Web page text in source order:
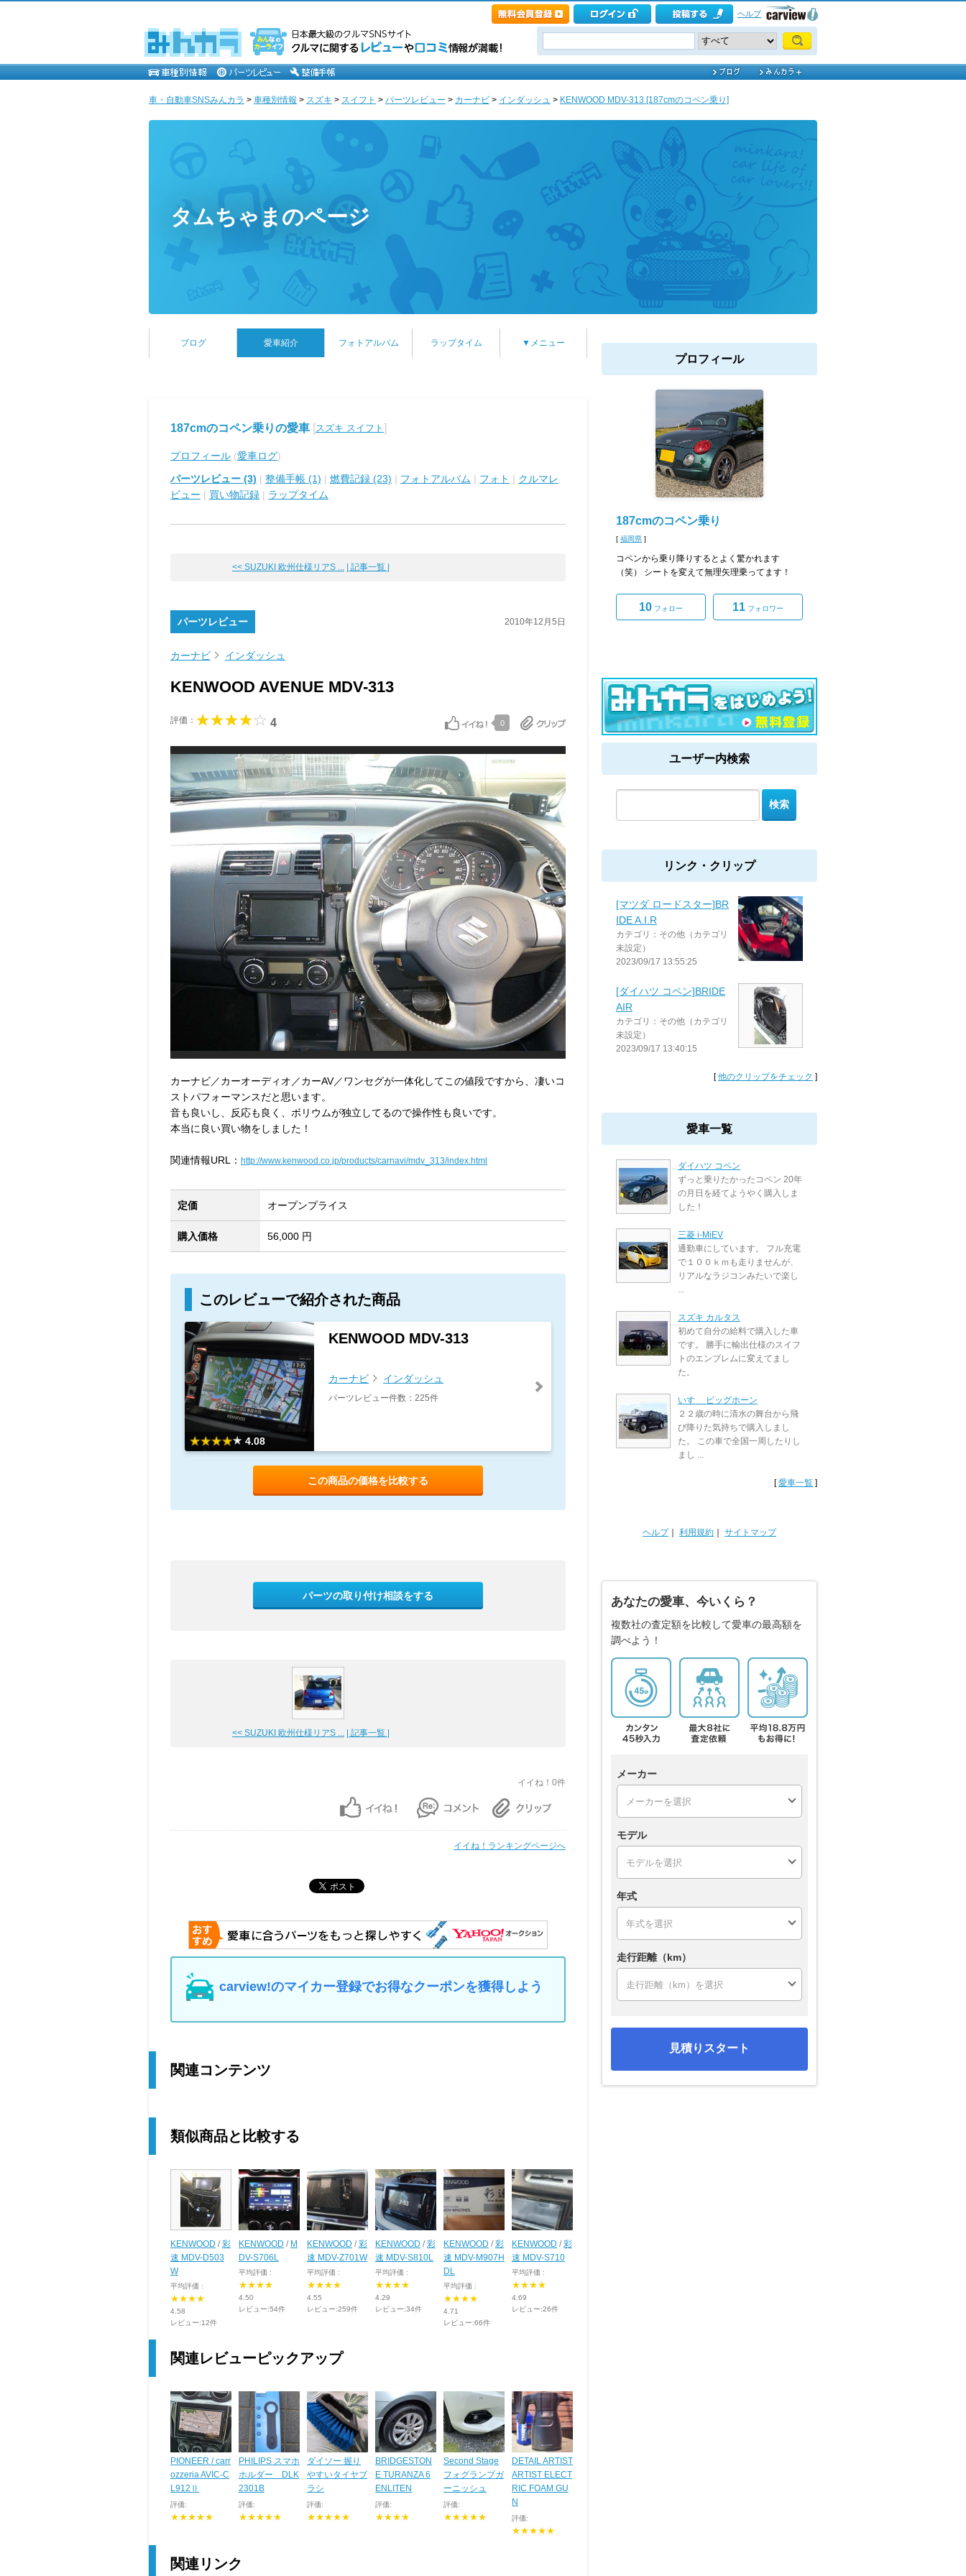
ヘルプ
車・自動車SNSみんカラ > 車種別情報 > スズキ > スイフト > パーツレビュー > カーナビ > インダッシュ > KENWOOD MDV-313 [187cmのコペン乗り]
タムちゃまのページ
ブログ 愛車紹介 フォトアルバム ラップタイム ▼メニュー
187cmのコペン乗りの愛車 [スズキ スイフト ]
プロフィール (愛車ログ)
パーツレビュー (3) | 整備手帳 (1) | 燃費記録 (23) | フォトアルバム | フォト | クルマレ
ビュー | 買い物記録 | ラップタイム
<< SUZUKI 欧州仕様リアS ... | 記事一覧 |
パーツレビュー 2010年12月5日
カーナビ インダッシュ
KENWOOD AVENUE MDV-313
評価： 4 0
カーナビ／カーオーディオ／カーAV／ワンセグが一体化してこの値段ですから、凄いコ
ストパフォーマンスだと思います。
音も良いし、反応も良く、ボリウムが独立してるので操作性も良いです。
本当に良い買い物をしました！
関連情報URL： http://www.kenwood.co.jp/products/carnavi/mdv_313/index.html
定価 オープンプライス
購入価格 56,000 円
このレビューで紹介された商品
4.08
KENWOOD MDV-313
カーナビ インダッシュ
パーツレビュー件数：225件
この商品の価格を比較する
パーツの取り付け相談をする
<< SUZUKI 欧州仕様リアS ... | 記事一覧 |
イイね！0件
イイね！ランキングページへ
carview!のマイカー登録でお得なクーポンを獲得しよう
関連コンテンツ
類似商品と比較する
KENWOOD /彩
速 MDV-D503
W
平均評価 :
★★★★
4.58
レビュー:12件
KENWOOD / M
DV-S706L
平均評価 :
★★★★
4.50
レビュー:54件
KENWOOD /彩
速 MDV-Z701W
平均評価 :
★★★★
4.55
レビュー:259件
KENWOOD /彩
速 MDV-S810L
平均評価 :
★★★★
4.29
レビュー:34件
KENWOOD /彩
速 MDV-M907H
DL
平均評価 :
★★★★
4.71
レビュー:66件
KENWOOD /彩
速 MDV-S710
平均評価 :
★★★★
4.69
レビュー:26件
関連レビューピックアップ
PIONEER / carr
ozzeria AVIC-C
L912Ⅱ
評価:
★★★★★
PHILIPS スマホ
ホルダー DLK
2301B
評価:
★★★★★
ダイソー 握り
やすいタイヤブ
ラシ
評価:
★★★★★
BRIDGESTON
E TURANZA 6
ENLITEN
評価:
★★★★
Second Stage
フォグランプガ
ーニッシュ
評価:
★★★★★
DETAIL ARTIST
ARTIST ELECT
RIC FOAM GU
N
評価:
★★★★★
関連リンク
プロフィール
187cmのコペン乗り
[ 福岡県 ]
コペンから乗り降りするとよく驚かれます
（笑） シートを変えて無理矢理乗ってます！
10 フォロー 11 フォロワー
ユーザー内検索
リンク・クリップ
[マツダ ロードスター]BR
IDE A.I.R
カテゴリ：その他（カテゴリ
未設定）
2023/09/17 13:55:25
[ダイハツ コペン]BRIDE
AIR
カテゴリ：その他（カテゴリ
未設定）
2023/09/17 13:40:15
[他のクリップをチェック ]
愛車一覧
ダイハツ コペン
ずっと乗りたかったコペン 20年
の月日を経てようやく購入しま
した！
三菱 i-MiEV
通勤車にしています。 フル充電
で１００ｋｍも走りませんが、
リアルなラジコンみたいで楽し
...
スズキ カルタス
初めて自分の給料で購入した車
です。 勝手に輸出仕様のスイフ
トのエンブレムに変えてまし
た。
いすゞ ビッグホーン
２２歳の時に清水の舞台から飛
び降りた気持ちで購入しまし
た。 この車で全国一周したりし
まし ...
[愛車一覧 ]
ヘルプ｜ 利用規約 サイトマップ
あなたの愛車、今いくら？
複数社の査定額を比較して愛車の最高額を
調べよう！
メーカー
モデル
年式
走行距離（km）
見積りスタート